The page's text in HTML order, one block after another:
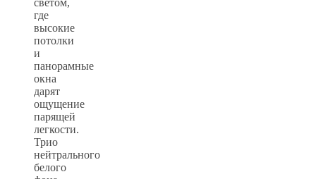
где
высокие
потолки
и
панорамные
окна
дарят
ощущение
парящей
легкости.
Трио
нейтрального
белого